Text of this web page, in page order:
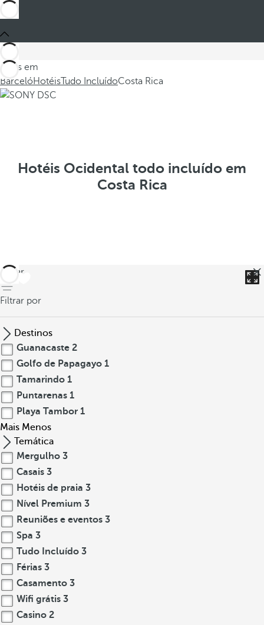
Estes em
BarcelóHotéisTudo IncluídoCosta Rica
Hotéis Ocidental todo incluído em
Costa Rica
voltar
Filtrar por
Destinos
Guanacaste 2
Golfo de Papagayo 1
Tamarindo 1
Puntarenas 1
Playa Tambor 1
Mais Menos
Temática
Mergulho 3
Casais 3
Hotéis de praia 3
Nível Premium 3
Reuniões e eventos 3
Spa 3
Tudo Incluído 3
Férias 3
Casamento 3
Wifi grátis 3
Casino 2